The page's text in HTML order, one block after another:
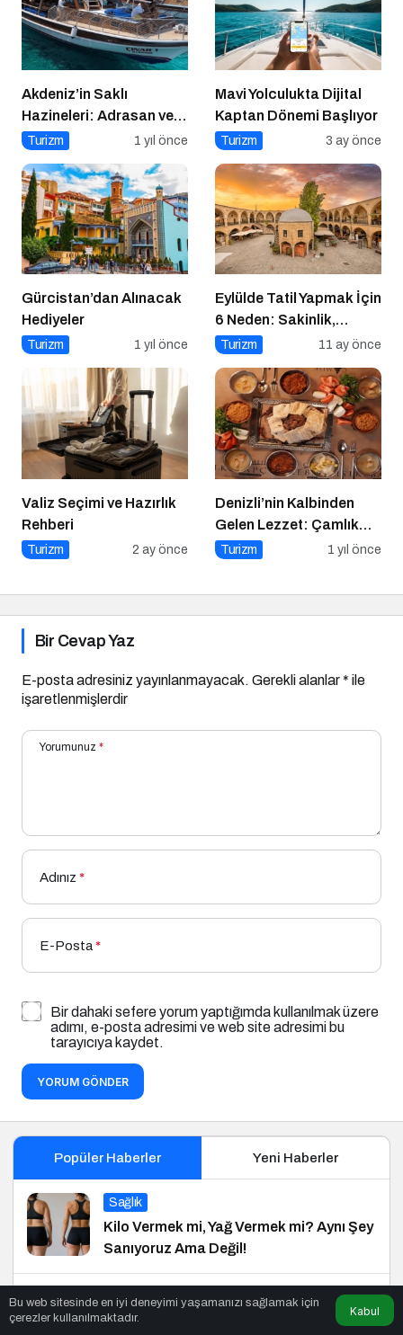
Akdeniz’in Saklı
Hazineleri: Adrasan ve
Çevresi
Turizm 1 yıl önce
Mavi Yolculukta Dijital
Kaptan Dönemi Başlıyor
Turizm 3 ay önce
Gürcistan’dan Alınacak
Hediyeler
Turizm 1 yıl önce
Eylülde Tatil Yapmak İçin
6 Neden: Sakinlik,
Ekonomi ve Keyif Bir
Turizm 11 ay önce
Valiz Seçimi ve Hazırlık
Rehberi
Turizm 2 ay önce
Denizli’nin Kalbinden
Gelen Lezzet: Çamlık
Denizli Kebapçısı
Turizm 1 yıl önce
Bir Cevap Yaz
E-posta adresiniz yayınlanmayacak. Gerekli alanlar* ile
işaretlenmişlerdir
Yorumunuz *
Adınız *
E-Posta*
Bir dahaki sefere yorum yaptığımda kullanılmak üzere
adımı, e-posta adresimi ve web site adresimi bu
tarayıcıya kaydet.
YORUM GÖNDER
Popüler Haberler Yeni Haberler
Sağlık
Kilo Vermek mi, Yağ Vermek mi? Aynı Şey
Sanıyoruz Ama Değil!
Siyaset
Başkan Aydoğmuş: CHP Heyetinin
Bu web sitesinde en iyi deneyimi yaşamanızı sağlamak için
çerezler kullanılmaktadır.
Kabul